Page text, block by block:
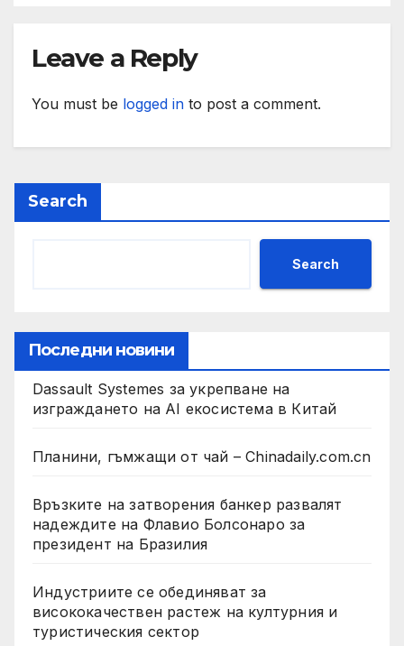
Leave a Reply
You must be logged in to post a comment.
Search
Search
Последни новини
Dassault Systemes за укрепване на
изграждането на AI екосистема в Китай
Планини, гъмжащи от чай – Chinadaily.com.cn
Връзките на затворения банкер развалят
надеждите на Флавио Болсонаро за
президент на Бразилия
Индустриите се обединяват за
висококачествен растеж на културния и
туристическия сектор